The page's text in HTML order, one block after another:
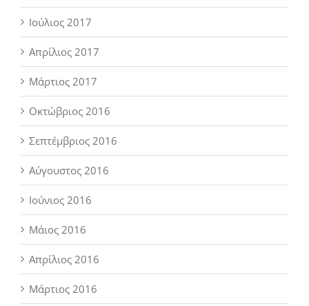
Ιούλιος 2017
Απρίλιος 2017
Μάρτιος 2017
Οκτώβριος 2016
Σεπτέμβριος 2016
Αύγουστος 2016
Ιούνιος 2016
Μάιος 2016
Απρίλιος 2016
Μάρτιος 2016